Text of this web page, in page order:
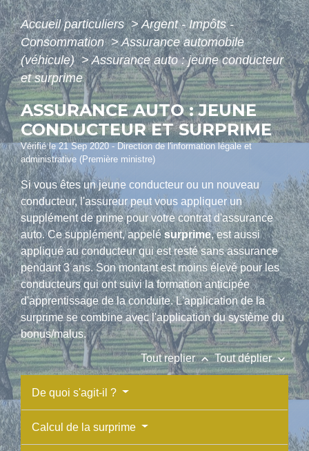
Accueil particuliers> Argent - Impôts -
Consommation> Assurance automobile
(véhicule)> Assurance auto : jeune conducteur
et surprime
ASSURANCE AUTO : JEUNE
CONDUCTEUR ET SURPRIME
Vérifié le 21 Sep 2020 - Direction de l'information légale et
administrative (Première ministre)
Si vous êtes un jeune conducteur ou un nouveau
conducteur, l'assureur peut vous appliquer un
supplément de prime pour votre contrat d'assurance
auto. Ce supplément, appelésurprime, est aussi
appliqué au conducteur qui est resté sans assurance
pendant 3 ans. Son montant est moins élevé pour les
conducteurs qui ont suivi la formation anticipée
d'apprentissage de la conduite. L'application de la
surprime se combine avec l'application du système du
bonus/malus.
Tout replierkeyboard_arrow_up Tout déplierkeyboard_arrow_down
De quoi s'agit-il ?
Calcul de la surprime